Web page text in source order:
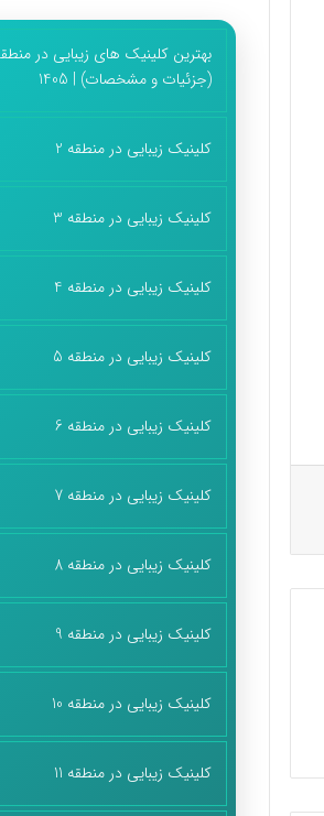
(جزئیات و مشخصات) | 1405
کلینیک زیبایی در منطقه 2
کلینیک زیبایی در منطقه 3
کلینیک زیبایی در منطقه 4
کلینیک زیبایی در منطقه 5
کلینیک زیبایی در منطقه 6
کلینیک زیبایی در منطقه 7
کلینیک زیبایی در منطقه 8
کلینیک زیبایی در منطقه 9
کلینیک زیبایی در منطقه 10
کلینیک زیبایی در منطقه 11